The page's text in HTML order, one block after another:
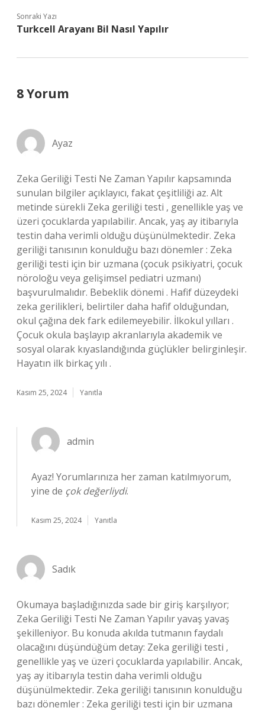
Sonraki Yazı
Turkcell Arayanı Bil Nasıl Yapılır
8 Yorum
Ayaz
Zeka Geriliği Testi Ne Zaman Yapılır kapsamında
sunulan bilgiler açıklayıcı, fakat çeşitliliği az. Alt
metinde sürekli Zeka geriliği testi , genellikle yaş ve
üzeri çocuklarda yapılabilir. Ancak, yaş ay itibarıyla
testin daha verimli olduğu düşünülmektedir. Zeka
geriliği tanısının konulduğu bazı dönemler : Zeka
geriliği testi için bir uzmana (çocuk psikiyatri, çocuk
nöroloğu veya gelişimsel pediatri uzmanı)
başvurulmalıdır. Bebeklik dönemi . Hafif düzeydeki
zeka gerilikleri, belirtiler daha hafif olduğundan,
okul çağına dek fark edilemeyebilir. İlkokul yılları .
Çocuk okula başlayıp akranlarıyla akademik ve
sosyal olarak kıyaslandığında güçlükler belirginleşir.
Hayatın ilk birkaç yılı .
Kasım 25, 2024 Yanıtla
admin
Ayaz! Yorumlarınıza her zaman katılmıyorum,
yine de çok değerliydi.
Kasım 25, 2024 Yanıtla
Sadık
Okumaya başladığınızda sade bir giriş karşılıyor;
Zeka Geriliği Testi Ne Zaman Yapılır yavaş yavaş
şekilleniyor. Bu konuda akılda tutmanın faydalı
olacağını düşündüğüm detay: Zeka geriliği testi ,
genellikle yaş ve üzeri çocuklarda yapılabilir. Ancak,
yaş ay itibarıyla testin daha verimli olduğu
düşünülmektedir. Zeka geriliği tanısının konulduğu
bazı dönemler : Zeka geriliği testi için bir uzmana